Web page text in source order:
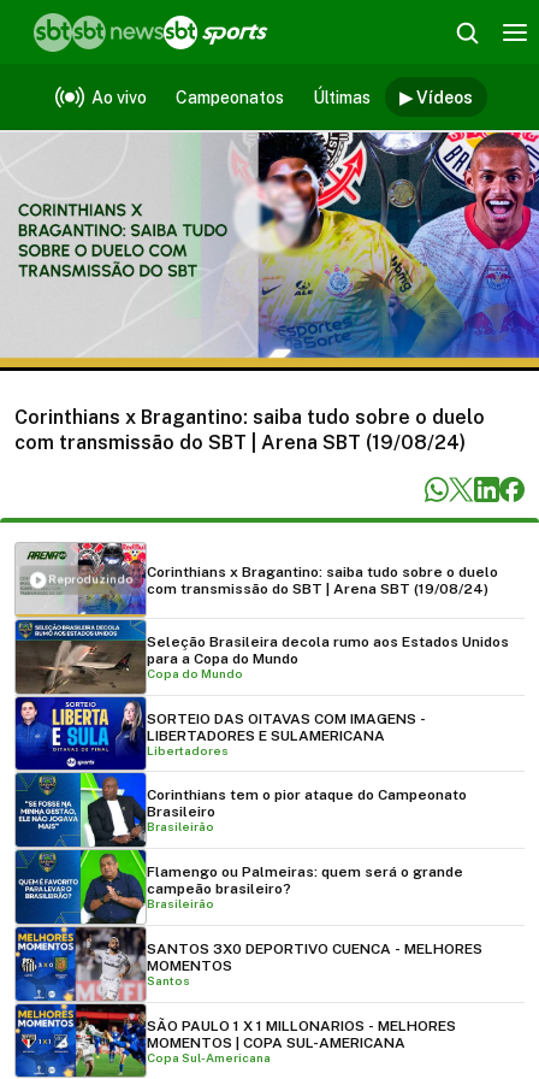
Ao vivo Campeonatos Últimas ▶ Vídeos
Vídeos
Corinthians x Bragantino: saiba tudo sobre o duelo
com transmissão do SBT | Arena SBT (19/08/24)
Reproduzindo
Corinthians x Bragantino: saiba tudo sobre o duelo
com transmissão do SBT | Arena SBT (19/08/24)
Seleção Brasileira decola rumo aos Estados Unidos
para a Copa do Mundo
Copa do Mundo
SORTEIO DAS OITAVAS COM IMAGENS -
LIBERTADORES E SULAMERICANA
Libertadores
Corinthians tem o pior ataque do Campeonato
Brasileiro
Brasileirão
Flamengo ou Palmeiras: quem será o grande
campeão brasileiro?
Brasileirão
SANTOS 3X0 DEPORTIVO CUENCA - MELHORES
MOMENTOS
Santos
SÃO PAULO 1 X 1 MILLONARIOS - MELHORES
MOMENTOS | COPA SUL-AMERICANA
Copa Sul-Americana